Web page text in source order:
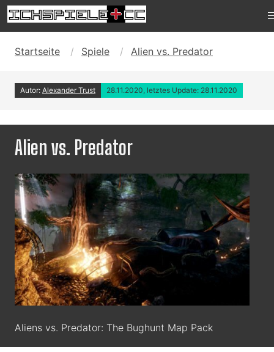
Startseite Spiele Alien vs. Predator
Autor: Alexander Trust 28.11.2020, letztes Update: 28.11.2020
Alien vs. Predator
Aliens vs. Predator: The Bughunt Map Pack